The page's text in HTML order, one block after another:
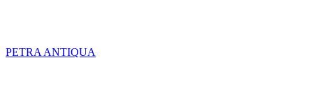
PETRA ANTIQUA